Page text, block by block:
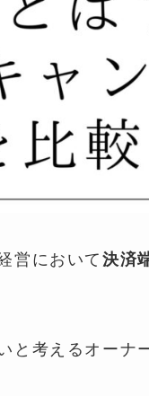
営において 決済
と考えるオーナ